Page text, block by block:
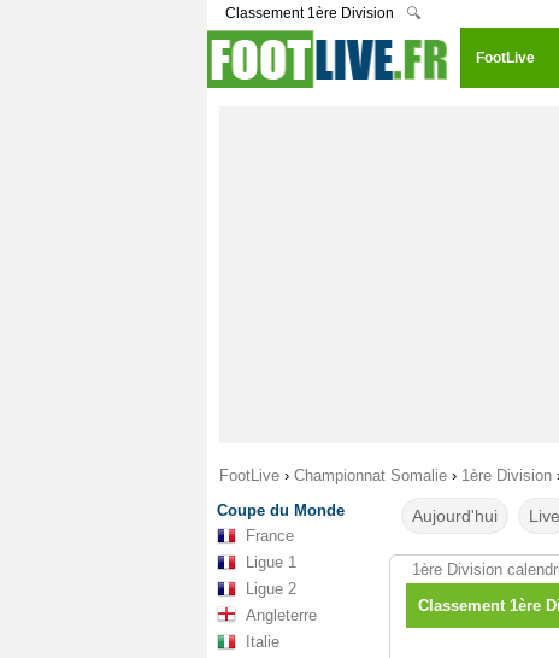
Classement 1ère Division 🔍
FootLive
FootLive › Championnat Somalie › 1ère Division
Coupe du Monde
France
Ligue 1
Ligue 2
Angleterre
Italie
Aujourd'hui Live
1ère Division
Classement 1ère